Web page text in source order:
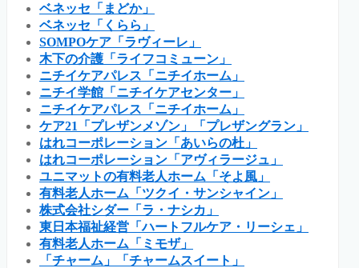
ベネッセ「まどか」
ベネッセ「くらら」
SOMPOケア「ラヴィーレ」
木下の介護「ライフコミューン」
ニチイケアパレス「ニチイホーム」
ニチイ学館「ニチイケアセンター」
ニチイケアパレス「ニチイホーム」
ケア21「プレザンメゾン」「プレザングラン」
はれコーポレーション「あいらの杜」
はれコーポレーション「アヴィラージュ」
ユニマットの有料老人ホーム「そよ風」
有料老人ホーム「ツクイ・サンシャイン」
株式会社シダー「ラ・ナシカ」
東日本福祉経営「ハートフルケア・リーシェ」
有料老人ホーム「ミモザ」
「チャーム」「チャームスイート」